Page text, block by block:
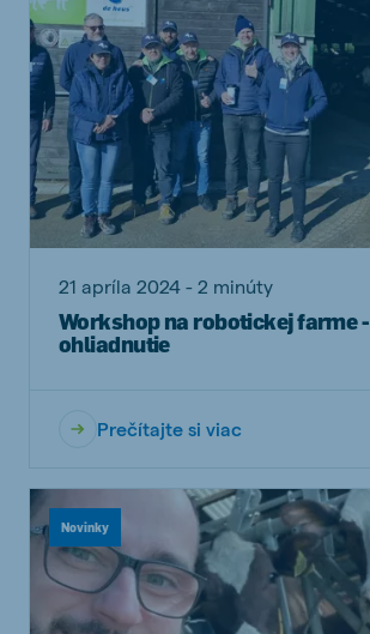
21 apríla 2024 - 2 minúty
Workshop na robotickej farme -
ohliadnutie
Prečítajte si viac
Novinky